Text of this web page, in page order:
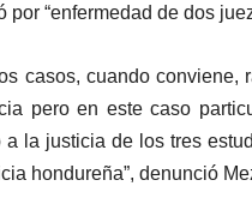
por “enfermedad de dos
casos, cuando
pero en este caso
a la justicia de los tres
hondureña”, denunció